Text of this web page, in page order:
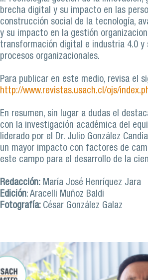
brecha digital y su impacto en las
construcción social de la tecnología,
y su impacto en la gestión
transformación digital e industria 4.0 y
procesos organizacionales.
Para publicar en este medio, revisa el
http://www.revistas.usach.cl/ojs/
En resumen, sin lugar a dudas el
con la investigación académica del
liderado por el Dr. Julio González
un mayor impacto con factores de
este campo para el desarrollo de la
Redacción: María José Henríquez Jara
Edición: Aracelli Muñoz Baldi
Fotografía: César González Galaz